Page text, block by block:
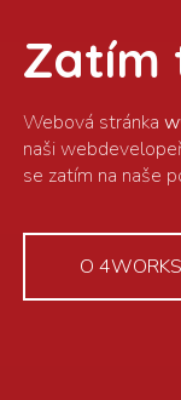
Zatím
O 4WORKS